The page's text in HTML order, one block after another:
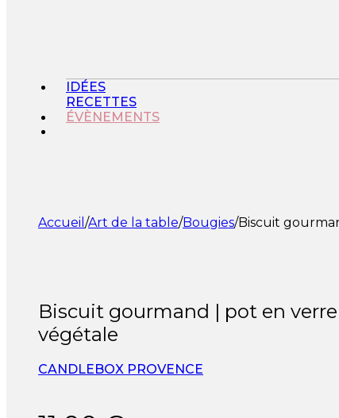
IDÉES
RECETTES
ÉVÈNEMENTS
Accueil /Art de la table/Bougies/Biscuit
Biscuit gourmand | pot en
végétale
CANDLEBOX PROVENCE